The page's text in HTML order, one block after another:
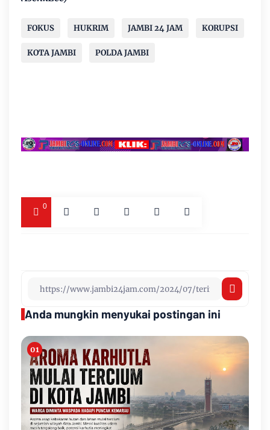
FOKUS HUKRIM JAMBI 24 JAM KORUPSI
KOTA JAMBI POLDA JAMBI
0
Anda mungkin menyukai postingan ini